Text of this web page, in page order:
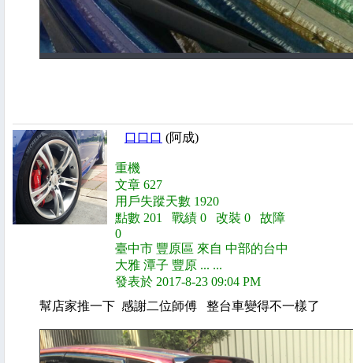
口口口 (阿成)
重機
文章 627
用戶失蹤天數 1920
點數 201 戰績 0 改裝 0 故障
0
臺中市 豐原區 來自 中部的台中
大雅 潭子 豐原 ... ...
發表於 2017-8-23 09:04 PM
幫店家推一下 感謝二位師傅 整台車變得不一樣了